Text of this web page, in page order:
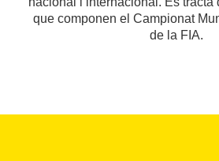
que componen el Campionat
de la FIA.